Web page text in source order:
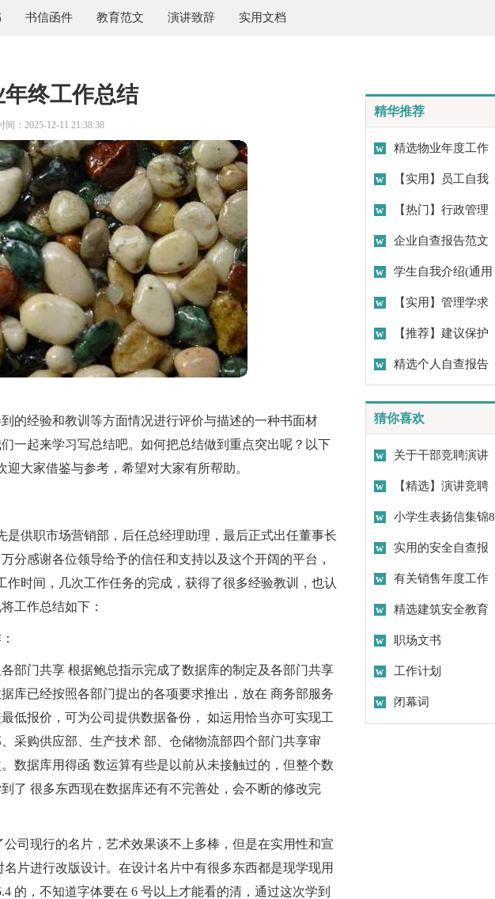
书信函件 教育范文 演讲致辞 实用文档
年终工作总结
间：2025-12-11 21:38:38
的经验和教训等方面情况进行评价与描述的一种书面材
一起来学习写总结吧。如何把总结做到重点突出呢？以下
大家借鉴与参考，希望对大家有所帮助。
是供职市场营销部，后任总经理助理，最后正式出任董事长
分感谢各位领导给予的信任和支持以及这个开阔的平台，
时间，几次工作任务的完成，获得了很多经验教训，也认
工作总结如下：
部门共享 根据鲍总指示完成了数据库的制定及各部门共享
库已经按照各部门提出的各项要求推出，放在 商务部服务
低报价，可为公司提供数据备份， 如运用恰当亦可实现工
采购供应部、生产技术 部、仓储物流部四个部门共享审
数据库用得函 数运算有些是以前从未接触过的，但整个数
了 很多东西现在数据库还有不完善处，会不断的修改完
司现行的名片，艺术效果谈不上多棒，但是在实用性和宣
片进行改版设计。在设计名片中有很多东西都是现学现用
的，不知道字体要在 6 号以上才能看的清，通过这次学到
精华推荐
精选物业年度工作
计划四篇【实用】员工自我
鉴定汇编8篇
【热门】行政管理
自我鉴定3篇
企业自查报告范文
汇编七篇
学生自我介绍(通用
15篇) 【实用】管理学求
职信4篇【推荐】建议保护
环境的建议书范文八篇
精选个人自查报告
猜你喜欢
关于干部竞聘演讲
稿3篇【精选】演讲竞聘
演讲稿锦集7篇
小学生表扬信集锦8
篇 实用的安全自查报
告六篇有关销售年度工作
总结范文五篇
精选建筑安全教育
演讲稿四篇
职场文书
工作计划
闭幕词